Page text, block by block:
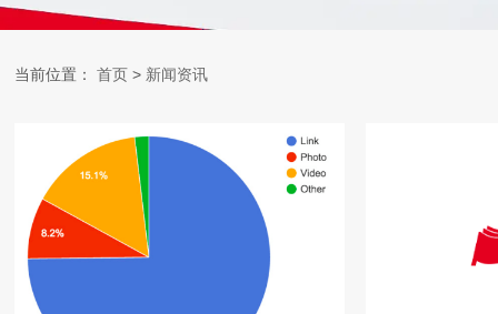
当前位置： 首页 > 新闻资讯